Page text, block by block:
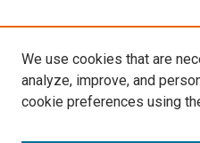
We use cookies that are
analyze, improve, and
cookie preferences using